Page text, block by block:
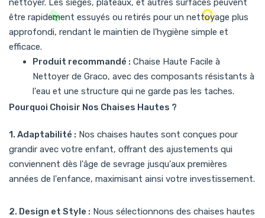
être rapidement essuyés ou retirés pour un nettoyage plus
approfondi, rendant le maintien de l'hygiène simple et
efficace.
Produit recommandé : Chaise Haute Facile à
Nettoyer de Graco, avec des composants résistants à
l'eau et une structure qui ne garde pas les taches.
Pourquoi Choisir Nos Chaises Hautes ?
1. Adaptabilité : Nos chaises hautes sont conçues pour
grandir avec votre enfant, offrant des ajustements qui
conviennent dès l'âge de sevrage jusqu'aux premières
années de l'enfance, maximisant ainsi votre investissement.
2. Design et Style : Nous sélectionnons des chaises hautes